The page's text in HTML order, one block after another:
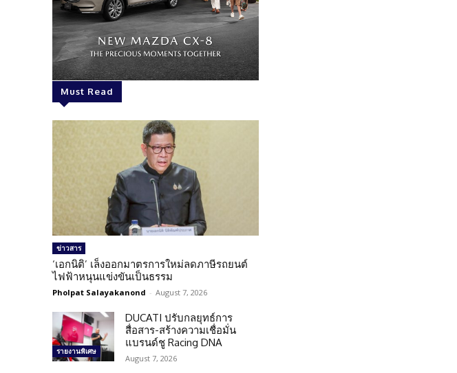
Must Read
ข่าวสาร
‘เอกนิติ’ เล็งออกมาตรการใหม่ลดภาษีรถยนต์
ไฟฟ้าหนุนแข่งขันเป็นธรรม
Pholpat Salayakanond - August 7, 2026
รายงานพิเศษ
DUCATI ปรับกลยุทธ์การ
สื่อสาร-สร้างความเชื่อมั่น
แบรนด์ชู Racing DNA
August 7, 2026